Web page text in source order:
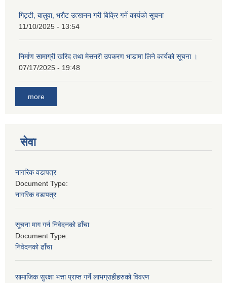
गिट्टी, बालुवा, भरौट उत्खनन गरी बिक्रि गर्ने कार्यको सूचना
11/10/2025 - 13:54
निर्माण सामाग्री खरिद तथा मेसनरी उपकरण भाडामा लिने कार्यको सूचना ।
07/17/2025 - 19:48
more
सेवा
नागरिक वडापत्र
Document Type:
नागरिक वडापत्र
सूचना माग गर्न निवेदनको ढाँचा
Document Type:
निवेदनको ढाँचा
सामाजिक सुरक्षा भत्ता प्राप्त गर्ने लाभग्राहीहरुको विवरण